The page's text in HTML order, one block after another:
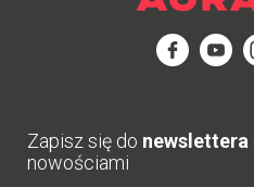
Zapisz się do newslettera
nowościami